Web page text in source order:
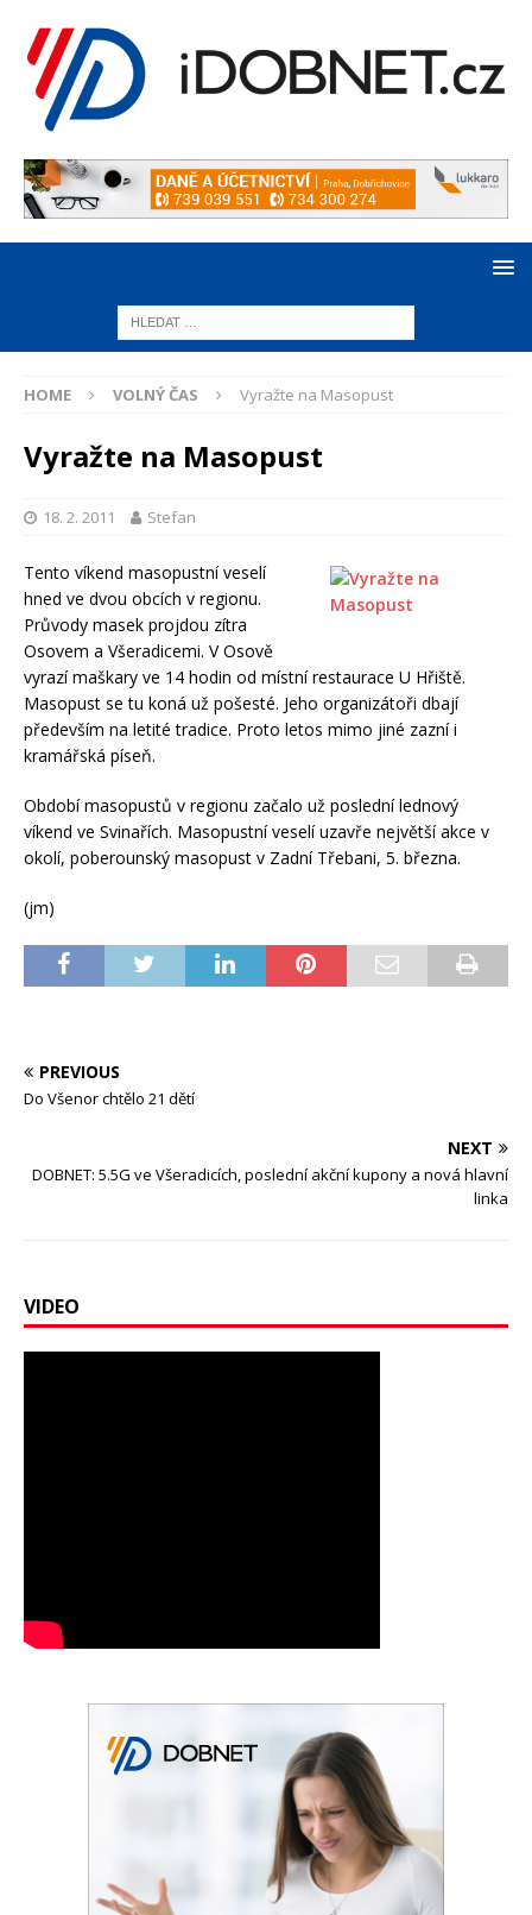
HOME VOLNÝ ČAS Vyražte na Masopust
Vyražte na Masopust
18. 2. 2011 Stefan
Tento víkend masopustní veselí
hned ve dvou obcích v regionu.
Průvody masek projdou zítra
Osovem a Všeradicemi. V Osově
vyrazí maškary ve 14 hodin od místní restaurace U Hřiště.
Masopust se tu koná už pošesté. Jeho organizátoři dbají
především na letité tradice. Proto letos mimo jiné zazní i
kramářská píseň.
Období masopustů v regionu začalo už poslední lednový
víkend ve Svinařích. Masopustní veselí uzavře největší akce v
okolí, poberounský masopust v Zadní Třebani, 5. března.
(jm)
PREVIOUS
Do Všenor chtělo 21 dětí
NEXT
DOBNET: 5.5G ve Všeradicích, poslední akční kupony a nová hlavní
linka
VIDEO